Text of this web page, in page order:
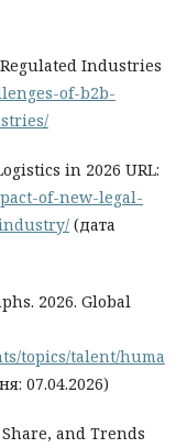
Industries
of-b2b-
in 2026 URL:
of-new-legal-
(дата
2026. Global
topics/talent/huma
07.04.2026)
and Trends